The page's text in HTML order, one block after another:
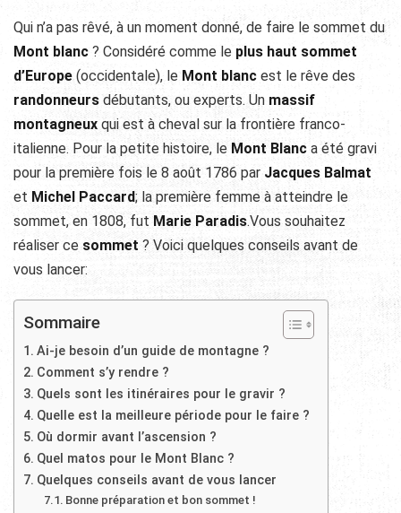
Qui n’a pas rêvé, à un moment donné, de faire le sommet du
Mont blanc ? Considéré comme le plus haut sommet
d’Europe (occidentale), le Mont blanc est le rêve des
randonneurs débutants, ou experts. Un massif
montagneux qui est à cheval sur la frontière franco-
italienne. Pour la petite histoire, le Mont Blanc a été gravi
pour la première fois le 8 août 1786 par Jacques Balmat
et Michel Paccard; la première femme à atteindre le
sommet, en 1808, fut Marie Paradis.Vous souhaitez
réaliser ce sommet ? Voici quelques conseils avant de
vous lancer:
Sommaire
Ai-je besoin d’un guide de montagne ?
Comment s’y rendre ?
Quels sont les itinéraires pour le gravir ?
Quelle est la meilleure période pour le faire ?
Où dormir avant l’ascension ?
Quel matos pour le Mont Blanc ?
Quelques conseils avant de vous lancer
Bonne préparation et bon sommet !